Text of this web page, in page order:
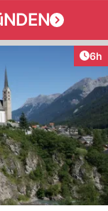
6h